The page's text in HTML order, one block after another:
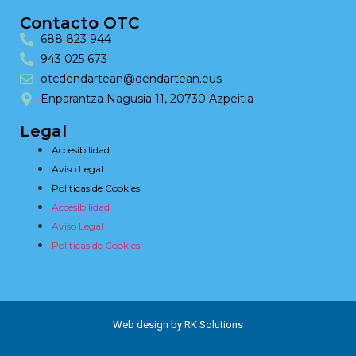
Contacto OTC
688 823 944
943 025 673
otcdendartean@dendartean.eus
Enparantza Nagusia 11, 20730 Azpeitia
Legal
Accesibilidad
Aviso Legal
Politicas de Cookies
Accesibilidad
Aviso Legal
Politicas de Cookies
Web design by RK Solutions